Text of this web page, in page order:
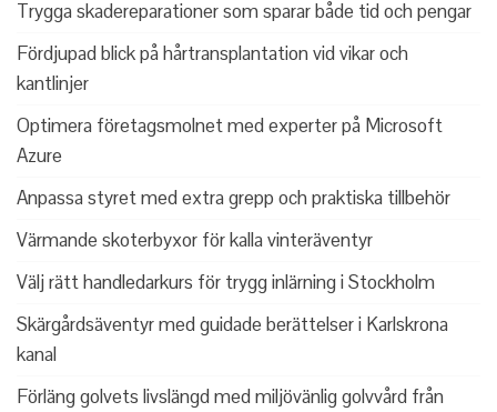
Trygga skadereparationer som sparar både tid och pengar
Fördjupad blick på hårtransplantation vid vikar och
kantlinjer
Optimera företagsmolnet med experter på Microsoft
Azure
Anpassa styret med extra grepp och praktiska tillbehör
Värmande skoterbyxor för kalla vinteräventyr
Välj rätt handledarkurs för trygg inlärning i Stockholm
Skärgårdsäventyr med guidade berättelser i Karlskrona
kanal
Förläng golvets livslängd med miljövänlig golvvård från